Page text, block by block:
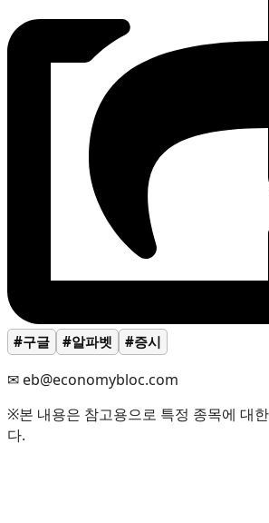
#구글 #알파벳 #증시
✉ eb@economybloc.com
※본 내용은 참고용으로 특정 종목에 대
다.